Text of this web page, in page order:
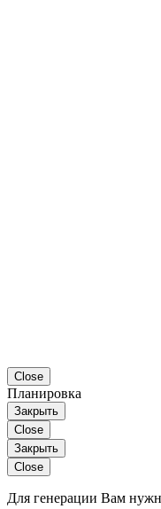
Close
Планировка
Закрыть
Close
Закрыть
Close
Для генерации Вам